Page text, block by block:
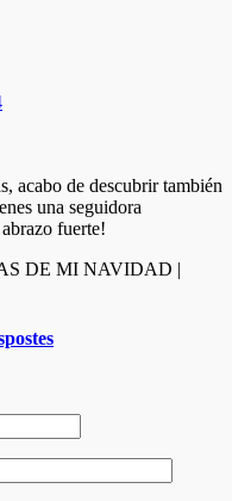
acabo de descubrir también
una seguidora
fuerte!
DE MI NAVIDAD |